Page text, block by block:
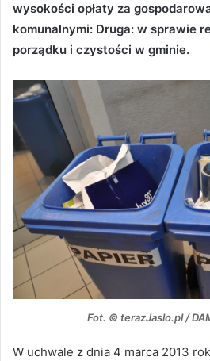
wysokości opłaty za
komunalnymi: Druga: w sprawie
porządku i czystości w gminie.
Fot. © terazJaslo.pl /
W uchwale z dnia 4 marca 2013